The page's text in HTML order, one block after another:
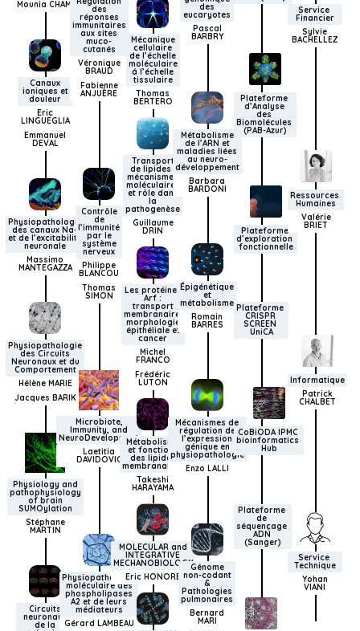
Mounia CHAMI
Canaux
ioniques et
douleur
Eric
LINGUEGLIA
Emmanuel
DEVAL
Physiopathologie
des canaux Na+
et de l’excitabilité
neuronale
Massimo
MANTEGAZZA
Physiopathologie
des Circuits
Neuronaux et du
Comportement
Hélène MARIE
Jacques BARIK
Physiology and
pathophysiology
of brain
SUMOylation
Stéphane
MARTIN
Circuits
neuronaux
de la
des
réponses
immunitaires
aux sites
muco-
cutanés
Véronique
BRAUD
Fabienne
ANJUÈRE
Contrôle
de
l’immunité
par le
système
nerveux
Philippe
BLANCOU
Thomas
SIMON
Microbiote,
Immunity, and
NeuroDevelopment
Laetitia
DAVIDOVIC
Physiopathologie
moléculaire des
phospholipases
A2 et de leurs
médiateurs
Gérard LAMBEAU
Mécanique
cellulaire
de l’échelle
moléculaire
á l’échelle
tissulaire
Thomas
BERTERO
Transport
de lipides :
mécanismes
moléculaires
et rôle dans
la
pathogenèse
Guillaume
DRIN
Les protéines
Arf :
transport
membranaire,
morphologie
épithéliale et
cancer
Michel
FRANCO
Frédéric
LUTON
Métabolisme
et fonctions
des lipides
membranaires
Takeshi
HARAYAMA
MOLECULAR and
INTEGRATIVE
MECHANOBIOLOGY
Eric HONORE
des
eucaryotes
Pascal
BARBRY
Métabolisme
de l’ARN et
maladies liées
au neuro-
développement
Barbara
BARDONI
Épigénétique
et
métabolisme
Romain
BARRES
Mécanismes de
régulation de
l’expression
génique en
physiopathologie
Enzo LALLI
Génome
non-codant
&
Pathologies
pulmonaires
Bernard
MARI
Plateforme
d’Analyse
des
Biomolécules
(PAB-Azur)
Plateforme
d’exploration
fonctionnelle
Plateforme
CRISPR
SCREEN
UniCA
CoBiODA IPMC
bioinformatics
Hub
Plateforme
de
séquençage
ADN
(Sanger)
Service
Financier
Sylvie
BACHELLEZ
Ressources
Humaines
Valérie
BRIET
Informatique
Patrick
CHALBET
Service
Technique
Yohan
VIANI